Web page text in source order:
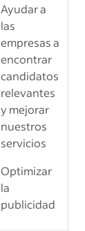
Ayudar a
las
empresas a
encontrar
candidatos
relevantes
y mejorar
nuestros
servicios
Optimizar
la
publicidad